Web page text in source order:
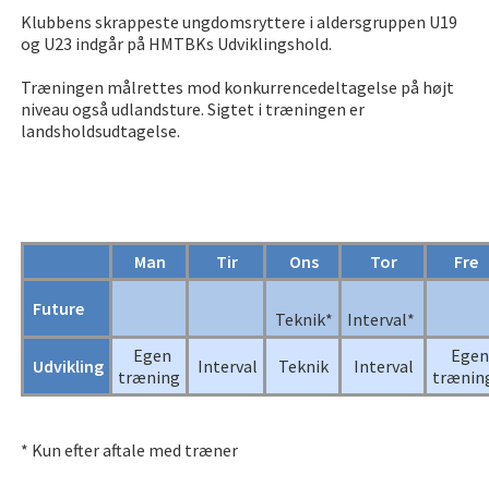
Klubbens skrappeste ungdomsryttere i aldersgruppen U19
og U23 indgår på HMTBKs Udviklingshold.
Træningen målrettes mod konkurrencedeltagelse på højt
niveau også udlandsture. Sigtet i træningen er
landsholdsudtagelse.
Man Tir Ons Tor Fre
Future Teknik* Interval*
Udvikling
Egen
træning
Interval Teknik Interval
Egen
* Kun efter aftale med træner